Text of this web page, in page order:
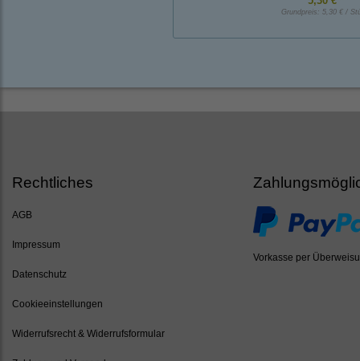
Grundpreis: 5,30 € /
Rechtliches
AGB
Impressum
Datenschutz
Cookieeinstellungen
Widerrufsrecht & Widerrufsformular
Vorkasse per